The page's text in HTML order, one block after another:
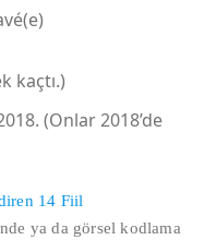
kaçtı.)
(Onlar 2018’de
14 Fiil
ya da görsel kodlama